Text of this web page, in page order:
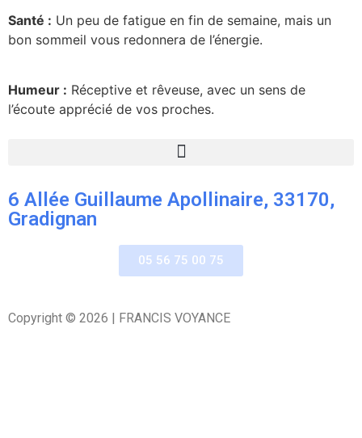
Santé : Un peu de fatigue en fin de semaine, mais un
bon sommeil vous redonnera de l’énergie.
Humeur : Réceptive et rêveuse, avec un sens de
l’écoute apprécié de vos proches.
6 Allée Guillaume Apollinaire, 33170,
Gradignan
05 56 75 00 75
Copyright © 2026 | FRANCIS VOYANCE